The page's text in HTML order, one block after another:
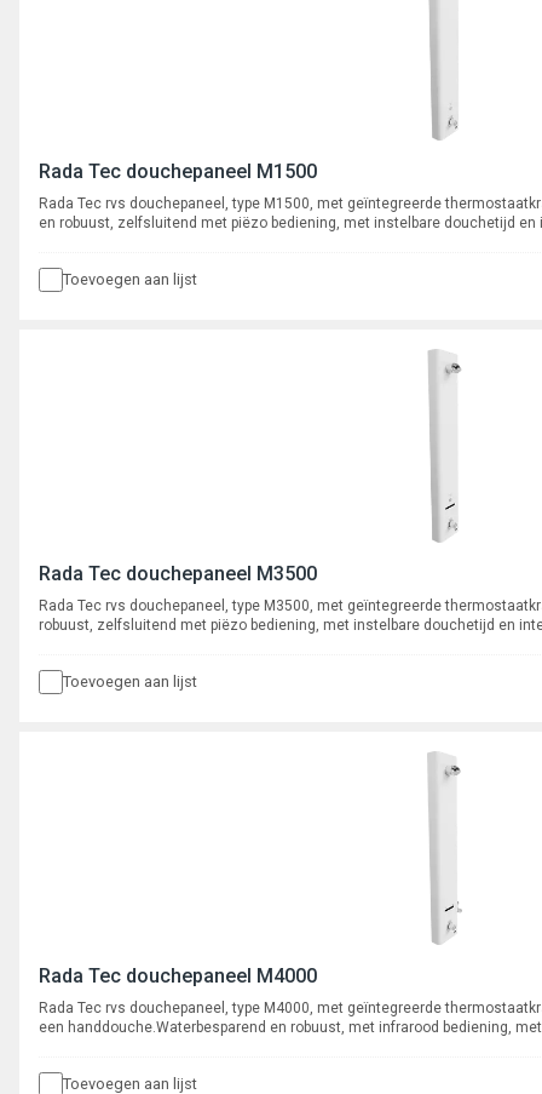
Rada Tec douchepaneel M1500
Rada Tec rvs douchepaneel, type M1500, met geïntegreerde
en robuust, zelfsluitend met piëzo bediening, met instelbare douchetijd
Toevoegen aan lijst
Rada Tec douchepaneel M3500
Rada Tec rvs douchepaneel, type M3500, met geïntegreerde
robuust, zelfsluitend met piëzo bediening, met instelbare douchetijd en
Toevoegen aan lijst
Rada Tec douchepaneel M4000
Rada Tec rvs douchepaneel, type M4000, met geïntegreerde
een handdouche.Waterbesparend en robuust, met infrarood bediening,
Toevoegen aan lijst